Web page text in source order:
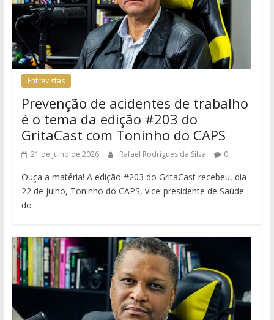
Entrevistas
Prevenção de acidentes de trabalho
é o tema da edição #203 do
GritaCast com Toninho do CAPS
21 de julho de 2026 Rafael Rodrigues da Silva 0
Ouça a matéria! A edição #203 do GritaCast recebeu, dia
22 de julho, Toninho do CAPS, vice-presidente de Saúde
do